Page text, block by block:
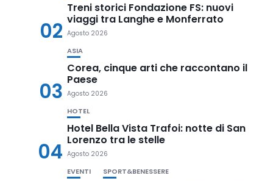
02
Treni storici Fondazione FS: nuovi
viaggi tra Langhe e Monferrato
Agosto 2026
03
ASIA
Corea, cinque arti che raccontano il
Paese
Agosto 2026
04
HOTEL
Hotel Bella Vista Trafoi: notte di San
Lorenzo tra le stelle
Agosto 2026
EVENTI SPORT&BENESSERE